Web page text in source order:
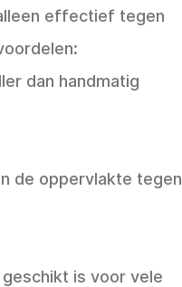
effectief tegen
dan handmatig
de oppervlakte tegen
is voor vele